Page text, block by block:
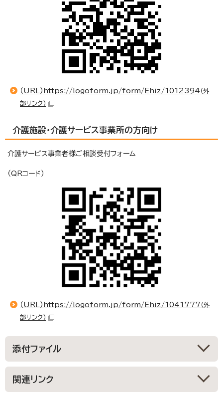
（URL）https://logoform.jp/form/Ehiz/1012394 （外
部リンク）
介護施設・介護サービス事業所の方向け
介護サービス事業者様ご相談受付フォーム
（QRコード）
（URL）https://logoform.jp/form/Ehiz/1041777 （外
部リンク）
添付ファイル
関連リンク